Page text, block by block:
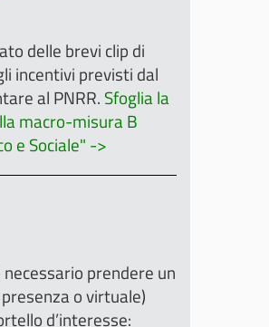
delle brevi clip di
incentivi previsti dal
al PNRR. Sfoglia la
macro-misura B
e Sociale" ->
prendere un
o virtuale)
d’interesse: